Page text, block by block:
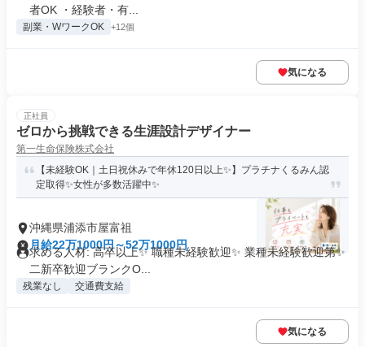
者OK ・経験者・有...
副業・WワークOK +12個
気になる
正社員
ゼロから挑戦できる生涯設計デザイナー
第一生命保険株式会社
【未経験OK｜土日祝休みで年休120日以上✨】プラチナくるみん認
定取得✨女性が多数活躍中✨
沖縄県浦添市屋富祖
月給22万1000円～52万1000円
求める人材: 高卒以上✨ 職種未経験歓迎✨ 業種未経験歓迎第✨
二新卒歓迎ブランクO...
残業なし 交通費支給
気になる